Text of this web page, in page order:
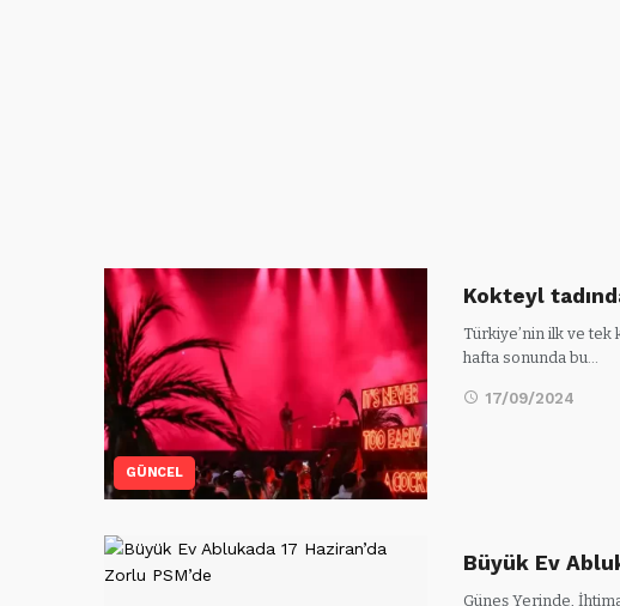
GÜNCEL
Kokteyl
Türkiye’nin ilk ve tek
hafta sonunda bu…
17/09/2024
Büyük Ev
Güneş Yerinde,